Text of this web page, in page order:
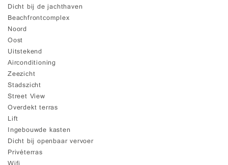
Dicht bij de jachthaven
Beachfrontcomplex
Noord
Oost
Uitstekend
Airconditioning
Zeezicht
Stadszicht
Street View
Overdekt terras
Lift
Ingebouwde kasten
Dicht bij openbaar vervoer
Privéterras